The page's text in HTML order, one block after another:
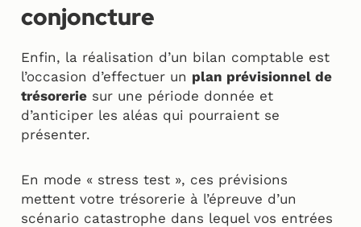
conjoncture
Enfin, la réalisation d’un bilan comptable est
l’occasion d’effectuer un plan prévisionnel de
trésorerie sur une période donnée et
d’anticiper les aléas qui pourraient se
présenter.
En mode « stress test », ces prévisions
mettent votre trésorerie à l’épreuve d’un
scénario catastrophe dans lequel vos entrées